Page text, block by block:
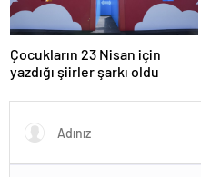
Çocukların 23 Nisan için
yazdığı şiirler şarkı oldu